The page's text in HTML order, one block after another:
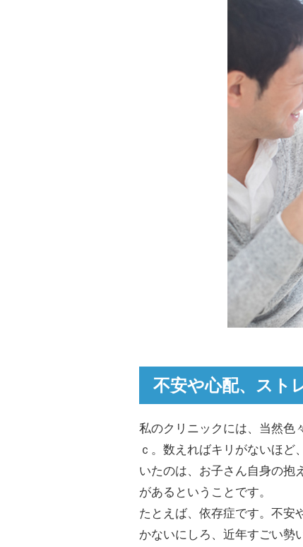
不安や心配、スト
私のクリニックには、当然色
ｃ。数えればキリがないほ
いたのは、お子さん自身の抱
があるということです。
たとえば、依存症です。不安
かないにしろ、近年すごい勢